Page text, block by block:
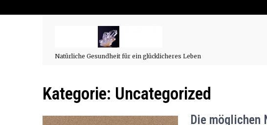
Natürliche Gesundheit für ein glücklicheres Leben
Kategorie: Uncategorized
Die möglichen